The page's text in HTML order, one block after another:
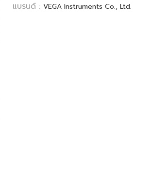
แบรนด์ : VEGA Instruments Co., Ltd.